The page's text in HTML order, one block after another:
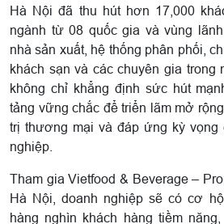
Hà Nội đã thu hút hơn 17,000
ngành từ 08 quốc gia và vùng
nhà sản xuất, hệ thống phân phối,
khách sạn và các chuyên gia trong
không chỉ khẳng định sức hút
tảng vững chắc để triển lãm mở
trị thương mại và đáp ứng kỳ vọng
nghiệp.
Tham gia Vietfood & Beverage –
Hà Nội, doanh nghiệp sẽ có cơ
hàng nghìn khách hàng tiềm